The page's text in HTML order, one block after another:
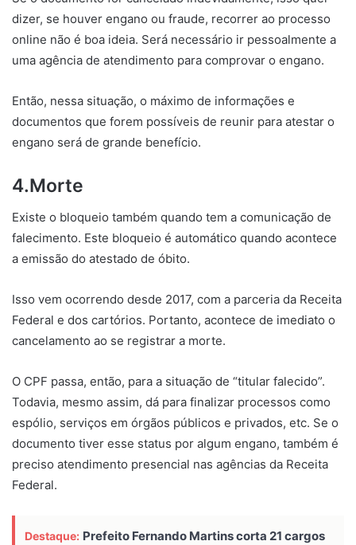
dizer, se houver engano ou fraude, recorrer ao processo
online não é boa ideia. Será necessário ir pessoalmente a
uma agência de atendimento para comprovar o engano.
Então, nessa situação, o máximo de informações e
documentos que forem possíveis de reunir para atestar o
engano será de grande benefício.
4.Morte
Existe o bloqueio também quando tem a comunicação de
falecimento. Este bloqueio é automático quando acontece
a emissão do atestado de óbito.
Isso vem ocorrendo desde 2017, com a parceria da Receita
Federal e dos cartórios. Portanto, acontece de imediato o
cancelamento ao se registrar a morte.
O CPF passa, então, para a situação de “titular falecido”.
Todavia, mesmo assim, dá para finalizar processos como
espólio, serviços em órgãos públicos e privados, etc. Se o
documento tiver esse status por algum engano, também é
preciso atendimento presencial nas agências da Receita
Federal.
Destaque: Prefeito Fernando Martins corta 21 cargos